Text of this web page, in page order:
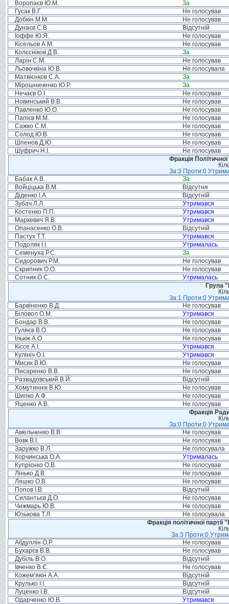
Воропаєв Ю.М.
За
Гусак В.Г.
Не голосував
Добкін М.М.
Не голосував
Дунаєв С.В.
Відсутній
Іоффе Ю.Я.
Не голосував
Кісельов А.М.
Не голосував
Колєсніков Д.В.
За
Ларін С.М.
Не голосував
Льовочкіна Ю.В.
Не голосувала
Матвієнков С.А.
За
Мірошниченко Ю.Р.
За
Нечаєв О.І.
Не голосував
Новинський В.В.
Не голосував
Павленко Ю.О.
Не голосував
Папієв М.М.
Не голосував
Сажко С.М.
Не голосував
Солод Ю.В.
Не голосував
Шпенов Д.Ю.
Не голосував
Шуфрич Н.І.
Не голосував
Фракція
За:3 Проти:0
Бабак А.В.
За
Войціцька В.М.
Відсутня
Діденко І.А.
Відсутній
Зубач Л.Л.
Утримався
Костенко П.П.
Утримався
Маркевич Я.В.
Утримався
Опанасенко О.В.
Відсутній
Пастух Т.Т.
Утримався
Подоляк І.І.
Утрималась
Семенуха Р.С.
За
Сидорович Р.М.
Не голосував
Скрипник О.О.
Не голосував
Сотник О.С.
Утрималась
Група
За:1 Проти:0
Барвіненко В.Д.
Не голосував
Біловол О.М.
Утримався
Бондар В.В.
Не голосував
Гуляєв В.О.
Не голосував
Ільюк А.О.
Не голосував
Кіссе А.І.
Утримався
Кулініч О.І.
Утримався
Мисик В.Ю.
Не голосував
Писаренко В.В.
Не голосував
Развадовський В.Й.
Відсутній
Хомутиннік В.Ю.
Не голосував
Шипко А.Ф.
Не голосував
Яценко А.В.
Не голосував
Фракція
За:0 Проти:0
Амельченко В.В.
Не голосував
Вовк В.І.
Не голосував
Заружко В.Л.
Не голосувала
Корчинська О.А.
Утрималась
Купрієнко О.В.
Не голосував
Лінько Д.В.
Не голосував
Ляшко О.В.
Не голосував
Попов І.В.
Відсутній
Силантьєв Д.О.
Не голосував
Чижмарь Ю.В.
Не голосував
Юзькова Т.Л.
Не голосувала
Фракція політичної
За:3 Проти:0
Абдуллін О.Р.
Не голосував
Бухарєв В.В.
Не голосував
Дубіль В.О.
Відсутній
Івченко В.Є.
Не голосував
Кожем’якін А.А.
Відсутній
Крулько І.І.
Відсутній
Луценко І.В.
Відсутній
Одарченко Ю.В.
Утримався